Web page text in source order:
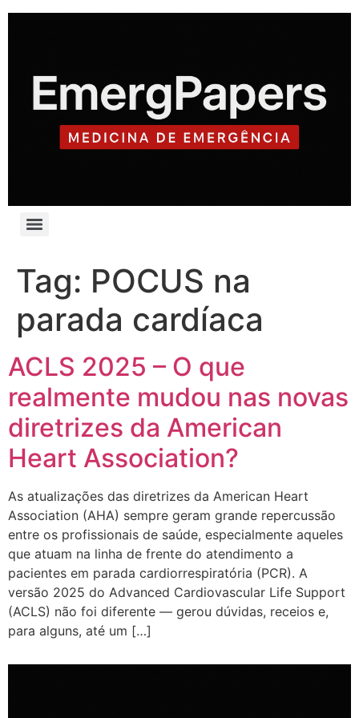
Tag: POCUS na
parada cardíaca
ACLS 2025 – O que
realmente mudou nas novas
diretrizes da American
Heart Association?
As atualizações das diretrizes da American Heart
Association (AHA) sempre geram grande repercussão
entre os profissionais de saúde, especialmente aqueles
que atuam na linha de frente do atendimento a
pacientes em parada cardiorrespiratória (PCR). A
versão 2025 do Advanced Cardiovascular Life Support
(ACLS) não foi diferente — gerou dúvidas, receios e,
para alguns, até um […]